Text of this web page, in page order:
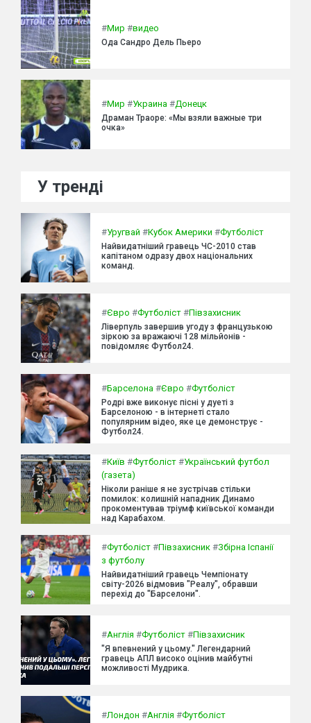
#Мир #видео
Ода Сандро Дель Пьеро
#Мир #Украина #Донецк
Драман Траоре: «Мы взяли важные три
очка»
У тренді
#Уругвай #Кубок Америки #Футболіст
Найвидатніший гравець ЧС-2010 став
капітаном одразу двох національних
команд.
#Євро #Футболіст #Півзахисник
Ліверпуль завершив угоду з французькою
зіркою за вражаючі 128 мільйонів -
повідомляє Футбол24.
#Барселона #Євро #Футболіст
Родрі вже виконує пісні у дуеті з
Барселоною - в інтернеті стало
популярним відео, яке це демонструє -
Футбол24.
#Київ #Футболіст #Український футбол
(газета)
Ніколи раніше я не зустрічав стільки
помилок: колишній нападник Динамо
прокоментував тріумф київської команди
над Карабахом.
#Футболіст #Півзахисник #Збірна Іспанії
з футболу
Найвидатніший гравець Чемпіонату
світу-2026 відмовив "Реалу", обравши
перехід до "Барселони".
#Англія #Футболіст #Півзахисник
"Я впевнений у цьому." Легендарний
гравець АПЛ високо оцінив майбутні
можливості Мудрика.
#Лондон #Англія #Футболіст